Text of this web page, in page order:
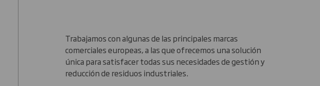
Trabajamos con algunas de las principales marcas
comerciales europeas, a las que ofrecemos una solución
única para satisfacer todas sus necesidades de gestión y
reducción de residuos industriales.